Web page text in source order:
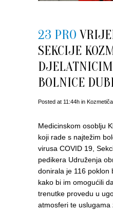
23 PRO
SEKCIJE
BOLNICE
Posted at 11:44h in
Medicinskom osoblju
koji rade s najtežim
virusa COVID 19,
pedikera Udruženja
donirala je 116 poklon
kako bi im omogućili
trenutke provedu u
atmosferi te uslugama